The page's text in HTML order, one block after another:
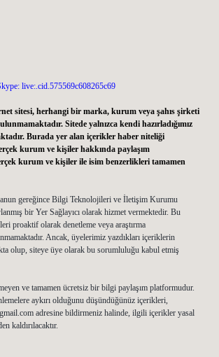
live:.cid.575569c608265c69
sitesi, herhangi bir marka, kurum veya şahıs şirketi
Sitede yalnızca kendi hazırladığımız
Burada yer alan içerikler haber niteliği
kurum ve kişiler hakkında paylaşım
kurum ve kişiler ile isim benzerlikleri tamamen
gereğince Bilgi Teknolojileri ve İletişim Kurumu
bir Yer Sağlayıcı olarak hizmet vermektedir. Bu
proaktif olarak denetleme veya araştırma
Ancak, üyelerimiz yazdıkları içeriklerin
olup, siteye üye olarak bu sorumluluğu kabul etmiş
ve tamamen ücretsiz bir bilgi paylaşım platformudur.
aykırı olduğunu düşündüğünüz içerikleri,
adresine bildirmeniz halinde, ilgili içerikler yasal
kaldırılacaktır.